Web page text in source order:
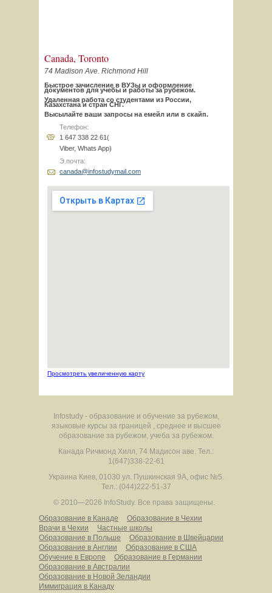
Canada, Toronto
74 Madison Ave. Richmond Hill
Быстрое зачисление в ВУЗы и оформление
документов для учебы и работы за рубежом.
Удаленная работа со студентами из России,
Казахстана и стран СНГ.
Высылайте ваши запросы на емейл или в скайп.
Телефон:
1 647 338 22 61(
Viber, Whats App)
Э.почта:
canada@infostudymail.com
Просмотреть увеличенную карту
Infostudy - образование и обучение за рубежом,
языковые курсы за границей , среднее и высшее
образование за рубежом, учеба за рубежом.
Канада Ричмонд Хилл, 74 Мадисон аве. Тел.:
1(647)338-22-61
Украина Киев, 01030 ул. Пушкинская 9А, офис №5.
Тел.: (044)222-51-37
© 2010—2026 InfoStudy. Все права защищены.
Образование в Канаде
Образование в Чехии
Врачи в Чехии
Частные школы
Образование в Польше
Образование в Швейцарии
Образование в Англии
Образование в США
Обучение в Европе
Образование в Германии
Образование в Австралии
Образование в Новой Зеландии
Иммиграция в Канаду